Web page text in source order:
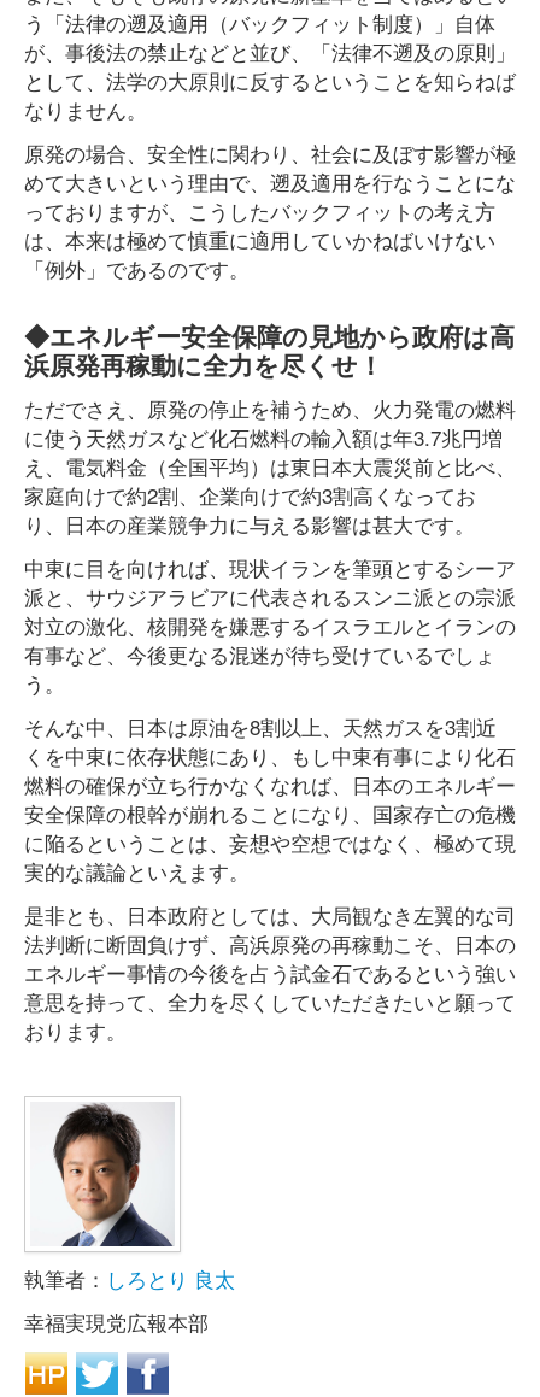
う「法律の遡及適用（バックフィット制度）」自体
が、事後法の禁止などと並び、「法律不遡及の原則」
として、法学の大原則に反するということを知らねば
なりません。
原発の場合、安全性に関わり、社会に及ぼす影響が極
めて大きいという理由で、遡及適用を行なうことにな
っておりますが、こうしたバックフィットの考え方
は、本来は極めて慎重に適用していかねばいけない
「例外」であるのです。
◆エネルギー安全保障の見地から政府は高
浜原発再稼動に全力を尽くせ！
ただでさえ、原発の停止を補うため、火力発電の燃料
に使う天然ガスなど化石燃料の輸入額は年3.7兆円増
え、電気料金（全国平均）は東日本大震災前と比べ、
家庭向けで約2割、企業向けで約3割高くなってお
り、日本の産業競争力に与える影響は甚大です。
中東に目を向ければ、現状イランを筆頭とするシーア
派と、サウジアラビアに代表されるスンニ派との宗派
対立の激化、核開発を嫌悪するイスラエルとイランの
有事など、今後更なる混迷が待ち受けているでしょ
う。
そんな中、日本は原油を8割以上、天然ガスを3割近
くを中東に依存状態にあり、もし中東有事により化石
燃料の確保が立ち行かなくなれば、日本のエネルギー
安全保障の根幹が崩れることになり、国家存亡の危機
に陥るということは、妄想や空想ではなく、極めて現
実的な議論といえます。
是非とも、日本政府としては、大局観なき左翼的な司
法判断に断固負けず、高浜原発の再稼動こそ、日本の
エネルギー事情の今後を占う試金石であるという強い
意思を持って、全力を尽くしていただきたいと願って
おります。
執筆者： しろとり 良太
幸福実現党広報本部